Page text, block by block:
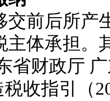
交前后所产
主体承担。
省财政厅
收指引（